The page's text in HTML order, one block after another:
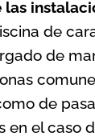
las
de
de
de
en el caso